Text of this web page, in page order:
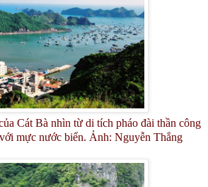
Cát Bà nhìn từ di tích pháo đài thần công
mực nước biển. Ảnh: Nguyễn Thắng